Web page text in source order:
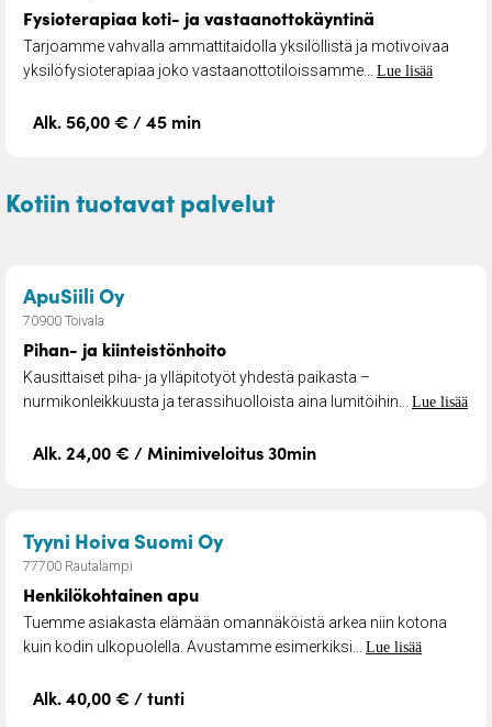
Fysioterapiaa koti- ja vastaanottokäyntinä
Tarjoamme vahvalla ammattitaidolla yksilöllistä ja motivoivaa
yksilöfysioterapiaa joko vastaanottotiloissamme... Lue lisää
Alk. 56,00 € / 45 min
Kotiin tuotavat palvelut
ApuSiili Oy– Pihan- ja kiinteistönhoito
70900 Toivala
Pihan- ja kiinteistönhoito
Kausittaiset piha- ja ylläpitotyöt yhdestä paikasta –
nurmikonleikkuusta ja terassihuolloista aina lumitöihin... Lue lisää
Alk. 24,00 € / Minimiveloitus 30min
Tyyni Hoiva Suomi Oy– Henkilökohtainen apu
77700 Rautalampi
Henkilökohtainen apu
Tuemme asiakasta elämään omannäköistä arkea niin kotona
kuin kodin ulkopuolella. Avustamme esimerkiksi... Lue lisää
Alk. 40,00 € / tunti